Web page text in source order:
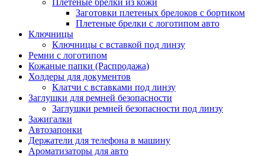
Плетеные брелки из кожи
Заготовки плетеных брелоков с бортиком
Плетеные брелки с логотипом авто
Ключницы
Ключницы с вставкой под линзу
Ремни с логотипом
Кожаные папки (Распродажа)
Холдеры для документов
Клатчи с вставками под линзу
Заглушки для ремней безопасности
Заглушки ремней безопасности под линзу
Зажигалки
Автозапонки
Держатели для телефона в машину
Ароматизаторы для авто